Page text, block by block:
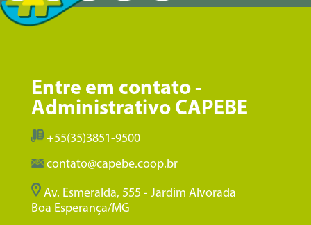
Entre em contato -
Administrativo CAPEBE
+55(35)3851-9500
contato@capebe.coop.br
Av. Esmeralda, 555 - Jardim Alvorada
Boa Esperança/MG